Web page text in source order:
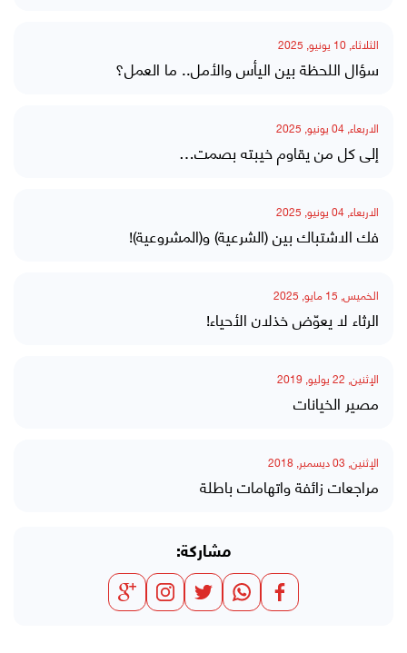
الثلاثاء, 10 يونيو, 2025
سؤال اللحظة بين اليأس والأمل.. ما العمل؟
الاربعاء, 04 يونيو, 2025
إلى كل من يقاوم خيبته بصمت…
الاربعاء, 04 يونيو, 2025
فك الاشتباك بين (الشرعية) و(المشروعية)!
الخميس, 15 مايو, 2025
الرثاء لا يعوّض خذلان الأحياء!
الإثنين, 22 يوليو, 2019
مصير الخيانات
الإثنين, 03 ديسمبر, 2018
مراجعات زائفة واتهامات باطلة
مشاركة: